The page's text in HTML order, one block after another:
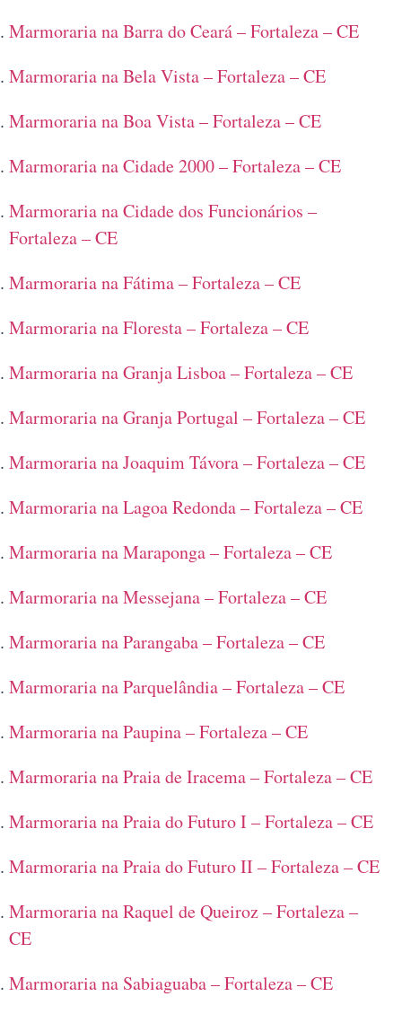
Marmoraria na Barra do Ceará – Fortaleza – CE
Marmoraria na Bela Vista – Fortaleza – CE
Marmoraria na Boa Vista – Fortaleza – CE
Marmoraria na Cidade 2000 – Fortaleza – CE
Marmoraria na Cidade dos Funcionários –
Fortaleza – CE
Marmoraria na Fátima – Fortaleza – CE
Marmoraria na Floresta – Fortaleza – CE
Marmoraria na Granja Lisboa – Fortaleza – CE
Marmoraria na Granja Portugal – Fortaleza – CE
Marmoraria na Joaquim Távora – Fortaleza – CE
Marmoraria na Lagoa Redonda – Fortaleza – CE
Marmoraria na Maraponga – Fortaleza – CE
Marmoraria na Messejana – Fortaleza – CE
Marmoraria na Parangaba – Fortaleza – CE
Marmoraria na Parquelândia – Fortaleza – CE
Marmoraria na Paupina – Fortaleza – CE
Marmoraria na Praia de Iracema – Fortaleza – CE
Marmoraria na Praia do Futuro I – Fortaleza – CE
Marmoraria na Praia do Futuro II – Fortaleza – CE
Marmoraria na Raquel de Queiroz – Fortaleza –
CE
Marmoraria na Sabiaguaba – Fortaleza – CE